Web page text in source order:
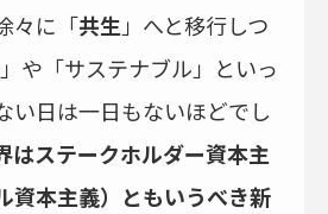
々に「共生」へと移行しつ
や「サステナブル」といっ
い日は一日もないほどでし
はステークホルダー資本主
資本主義）ともいうべき新